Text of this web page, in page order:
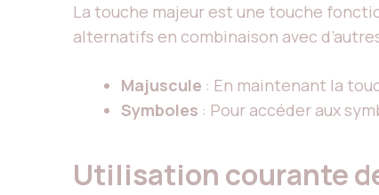
La touche majeur est une touche
alternatifs en combinaison avec
Majuscule : En maintenant la
Symboles : Pour accéder aux
Utilisation courante